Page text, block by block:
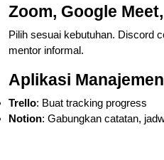
Zoom, Google
Pilih sesuai kebutuhan. Discord
mentor informal.
Aplikasi
Trello: Buat tracking progress
Notion: Gabungkan catatan,